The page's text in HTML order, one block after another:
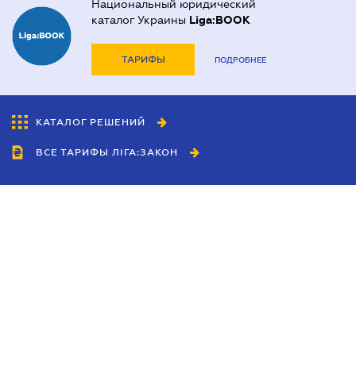
Национальный юридический
каталог Украины Liga:BOOK
ТАРИФЫ ПОДРОБНЕЕ
КАТАЛОГ РЕШЕНИЙ
ВСЕ ТАРИФЫ ЛІГА:ЗАКОН